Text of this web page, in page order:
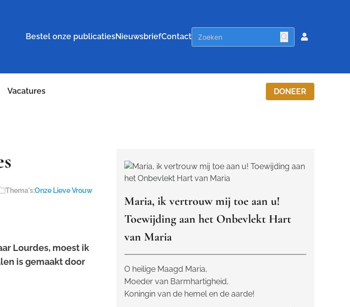
Bestel onze publicatiesNieuwsbriefContact
Vacatures DONEER
Thema's:Onze Lieve Vrouw
Lourdes, moest ik
is gemaakt door
Maria, ik vertrouw mij toe aan u!
Toewijding aan het Onbevlekt Hart
van Maria
O heilige Maagd Maria,
Moeder van Barmhartigheid,
Koningin van de hemel en de aarde!